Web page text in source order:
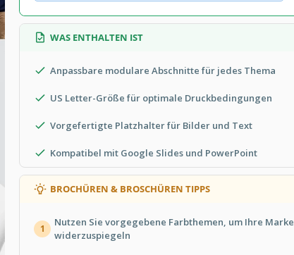
WAS ENTHALTEN IST
Anpassbare modulare Abschnitte für jedes Thema
US Letter-Größe für optimale Druckbedingungen
Vorgefertigte Platzhalter für Bilder und Text
Kompatibel mit Google Slides und PowerPoint
BROCHÜREN & BROSCHÜREN TIPPS
1
Nutzen Sie vorgegebene Farbthemen, um Ihre Marke
widerzuspiegeln